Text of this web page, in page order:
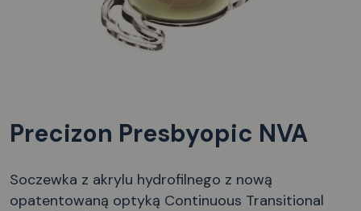
Precizon Presbyopic NVA
Soczewka z akrylu hydrofilnego z nową
opatentowaną optyką Continuous Transitional